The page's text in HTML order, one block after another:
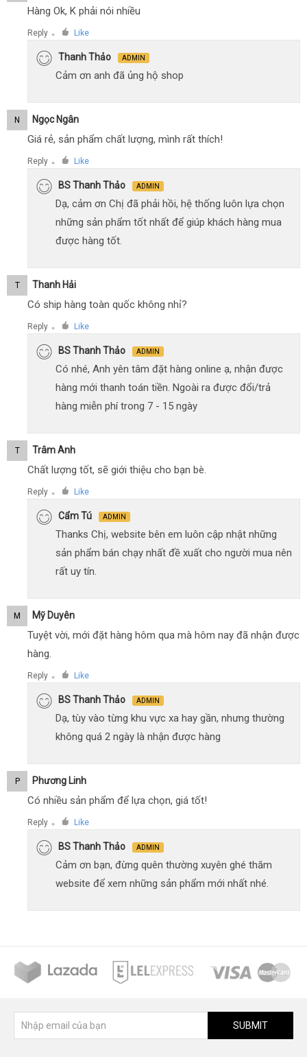
Hàng Ok, K phải nói nhiều
Reply ● Like
Thanh Thảo ADMIN
Cảm ơn anh đã ủng hộ shop
N Ngọc Ngân
Giá rẻ, sản phẩm chất lượng, mình rất thích!
Reply ● Like
BS Thanh Thảo ADMIN
Dạ, cảm ơn Chị đã phải hồi, hệ thống luôn lựa chọn
những sản phẩm tốt nhất để giúp khách hàng mua
được hàng tốt.
T Thanh Hải
Có ship hàng toàn quốc không nhỉ?
Reply ● Like
BS Thanh Thảo ADMIN
Có nhé, Anh yên tâm đặt hàng online ạ, nhận được
hàng mới thanh toán tiền. Ngoài ra được đổi/trả
hàng miễn phí trong 7 - 15 ngày
T Trâm Anh
Chất lượng tốt, sẽ giới thiệu cho bạn bè.
Reply ● Like
Cẩm Tú ADMIN
Thanks Chị, website bên em luôn cập nhật những
sản phẩm bán chạy nhất đề xuất cho người mua nên
rất uy tín.
M Mỹ Duyên
Tuyệt vời, mới đặt hàng hôm qua mà hôm nay đã nhận được
hàng.
Reply ● Like
BS Thanh Thảo ADMIN
Dạ, tùy vào từng khu vực xa hay gần, nhưng thường
không quá 2 ngày là nhận được hàng
P Phương Linh
Có nhiều sản phẩm để lựa chọn, giá tốt!
Reply ● Like
BS Thanh Thảo ADMIN
Cảm ơn bạn, đừng quên thường xuyên ghé thăm
website để xem những sản phẩm mới nhất nhé.
SUBMIT